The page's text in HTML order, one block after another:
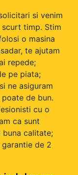
si venim
timp. Stim
o masina
te ajutam
repede;
pe piata;
ne asiguram
de bun.
cu o
ca sunt
calitate;
de 2